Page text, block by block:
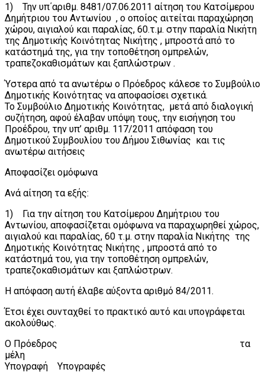
1) Την υπ΄αριθμ. 8481/07.06.2011 αίτηση του Κατσίμερου
Δημήτριου του Αντωνίου , ο οποίος αιτείται παραχώρηση
χώρου, αιγιαλού και παραλίας, 60.τ.μ. στην παραλία Νικήτη
της Δημοτικής Κοινότητας Νικήτης , μπροστά από το
κατάστημά της, για την τοποθέτηση ομπρελών,
τραπεζοκαθισμάτων και ξαπλώστρων .
Ύστερα από τα ανωτέρω ο Πρόεδρος κάλεσε το Συμβούλιο
Δημοτικής Κοινότητας να αποφασίσει σχετικά.
Το Συμβούλιο Δημοτικής Κοινότητας, μετά από διαλογική
συζήτηση, αφού έλαβαν υπόψη τους, την εισήγηση του
Προέδρου, την υπ’ αριθμ. 117/2011 απόφαση του
Δημοτικού Συμβουλίου του Δήμου Σιθωνίας και τις
ανωτέρω αιτήσεις
Αποφασίζει ομόφωνα
Ανά αίτηση τα εξής:
1) Για την αίτηση του Κατσίμερου Δημήτριου του
Αντωνίου, αποφασίζεται ομόφωνα να παραχωρηθεί χώρος,
αιγιαλού και παραλίας, 60 τ.μ. στην παραλία Νικήτης της
Δημοτικής Κοινότητας Νικήτης , μπροστά από το
κατάστημά του, για την τοποθέτηση ομπρελών,
τραπεζοκαθισμάτων και ξαπλώστρων.
Η απόφαση αυτή έλαβε αύξοντα αριθμό 84/2011.
Έτσι έχει συνταχθεί το πρακτικό αυτό και υπογράφεται
ακολούθως.
Ο Πρόεδρος τα
μέλη
Υπογραφή Υπογραφές